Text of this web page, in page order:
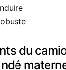
du